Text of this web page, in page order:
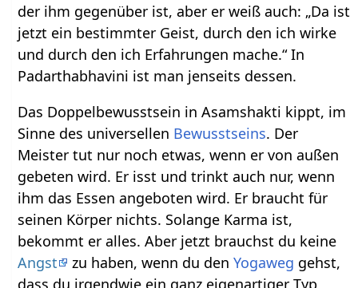
der ihm gegenüber ist, aber er weiß auch: „Da ist
jetzt ein bestimmter Geist, durch den ich wirke
und durch den ich Erfahrungen mache.“ In
Padarthabhavini ist man jenseits dessen.
Das Doppelbewusstsein in Asamshakti kippt, im
Sinne des universellen Bewusstseins. Der
Meister tut nur noch etwas, wenn er von außen
gebeten wird. Er isst und trinkt auch nur, wenn
ihm das Essen angeboten wird. Er braucht für
seinen Körper nichts. Solange Karma ist,
bekommt er alles. Aber jetzt brauchst du keine
Angst
zu haben, wenn du denYogaweg gehst,
dass du irgendwie ein ganz eigenartiger Typ